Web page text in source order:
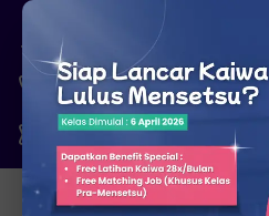
Pare, Kediri - Jawa Timur
6287777326344
marketing@kaiwa.id